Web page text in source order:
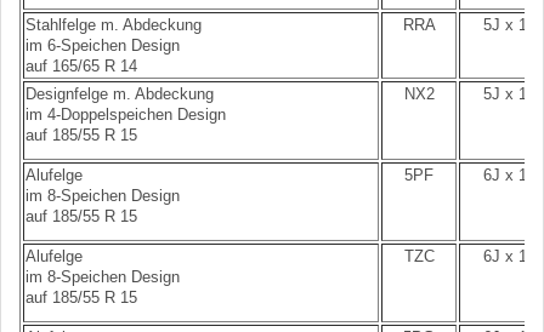
Stahlfelge m. Abdeckung
im 6-Speichen Design
auf 165/65 R 14
RRA 5J x 14
Designfelge m. Abdeckung
im 4-Doppelspeichen Design
auf 185/55 R 15
NX2 5J x 15
Alufelge
im 8-Speichen Design
auf 185/55 R 15
5PF 6J x 15
Alufelge
im 8-Speichen Design
auf 185/55 R 15
TZC 6J x 15